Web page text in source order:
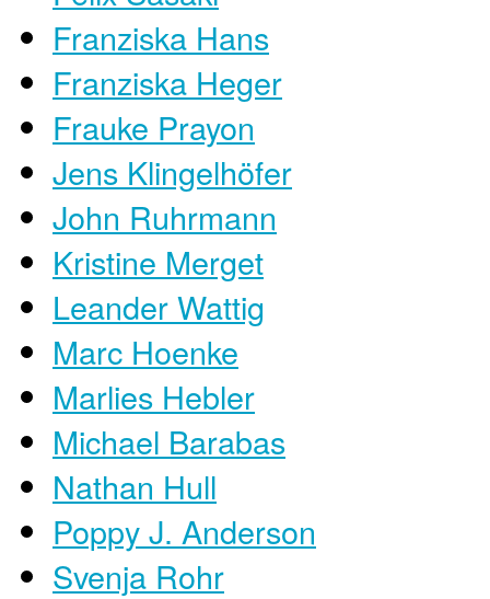
Franziska Hans
Franziska Heger
Frauke Prayon
Jens Klingelhöfer
John Ruhrmann
Kristine Merget
Leander Wattig
Marc Hoenke
Marlies Hebler
Michael Barabas
Nathan Hull
Poppy J. Anderson
Svenja Rohr